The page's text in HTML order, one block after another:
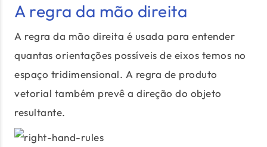
A regra da mão direita
A regra da mão direita é usada para entender
quantas orientações possíveis de eixos temos no
espaço tridimensional. A regra de produto
vetorial também prevê a direção do objeto
resultante.